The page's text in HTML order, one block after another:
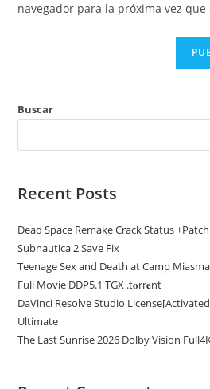
comentar
navegador para la próxima vez que
Buscar
Recent Posts
Dead Space Remake Crack Status
Subnautica 2 Save Fix
Teenage Sex and Death at Camp
Full Movie DDP5.1 TGX .t𝐨rr𝐞nt
DaVinci Resolve Studio
Ultimate
The Last Sunrise 2026 Dolby Vision